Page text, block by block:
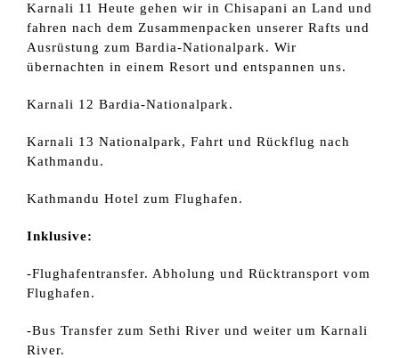
Karnali 11 Heute gehen wir in Chisapani an Land und
fahren nach dem Zusammenpacken unserer Rafts und
Ausrüstung zum Bardia-Nationalpark. Wir
übernachten in einem Resort und entspannen uns.
Karnali 12 Bardia-Nationalpark.
Karnali 13 Nationalpark, Fahrt und Rückflug nach
Kathmandu.
Kathmandu Hotel zum Flughafen.
Inklusive:
-Flughafentransfer. Abholung und Rücktransport vom
Flughafen.
-Bus Transfer zum Sethi River und weiter um Karnali
River.